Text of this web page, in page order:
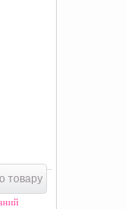
товару